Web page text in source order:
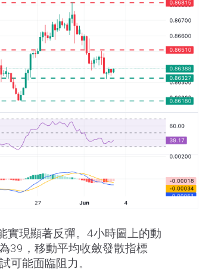
實現顯著反彈。4小時圖上的動
39，移動平均收斂發散指標
可能面臨阻力。